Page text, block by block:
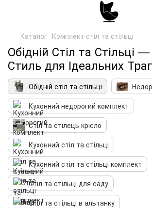
Каталог Комплект стіл та стільці
Обідній Стіл та Стільці
Стиль для Ідеальних
Обідній стіл та стільці
Кухонний недорогий комплект
Стіл та стілець крісло
Кухонний стіл та стільці
Кухонний стіл та стільці комплект
Стіл та стільці для саду
Стіл та стільці в альтанку